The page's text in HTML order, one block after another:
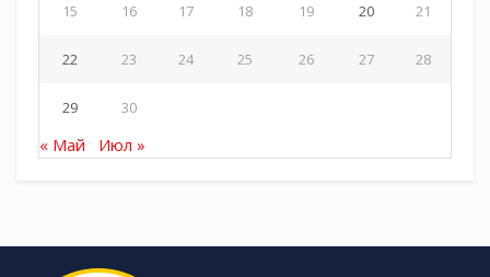
15 16 17 18 19 20 21
22 23 24 25 26 27 28
29 30
« Май Июл »